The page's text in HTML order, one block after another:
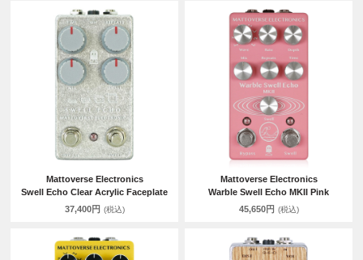
Mattoverse Electronics
Swell Echo Clear Acrylic Faceplate
37,400円 (税込)
Mattoverse Electronics
Warble Swell Echo MKII Pink
45,650円 (税込)